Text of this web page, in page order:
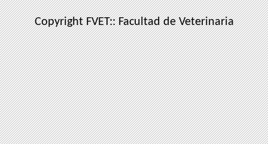
Copyright FVET:: Facultad de Veterinaria